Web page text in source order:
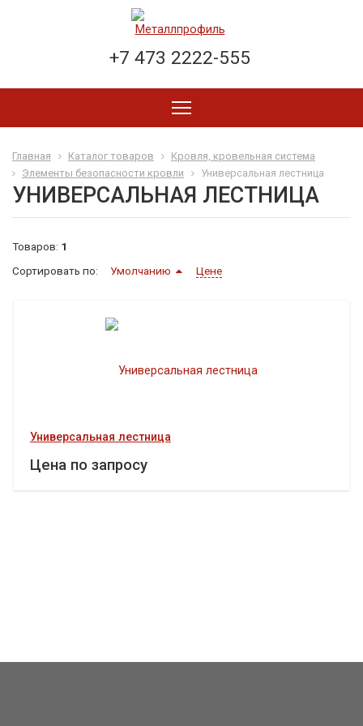
+7 473 2222-555
Главная Каталог товаров
Кровля, кровельная система
Элементы безопасности кровли
Универсальная лестница
УНИВЕРСАЛЬНАЯ ЛЕСТНИЦА
Товаров: 1
Сортировать по:
Умолчанию Цене
Универсальная лестница
Цена по запросу